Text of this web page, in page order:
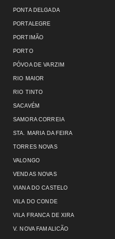
PONTA DELGADA
PORTALEGRE
PORTIMÃO
PORTO
PÓVOA DE VARZIM
RIO MAIOR
RIO TINTO
SACAVÉM
SAMORA CORREIA
STA. MARIA DA FEIRA
TORRES NOVAS
VALONGO
VENDAS NOVAS
VIANA DO CASTELO
VILA DO CONDE
VILA FRANCA DE XIRA
V. NOVA FAMALICÃO